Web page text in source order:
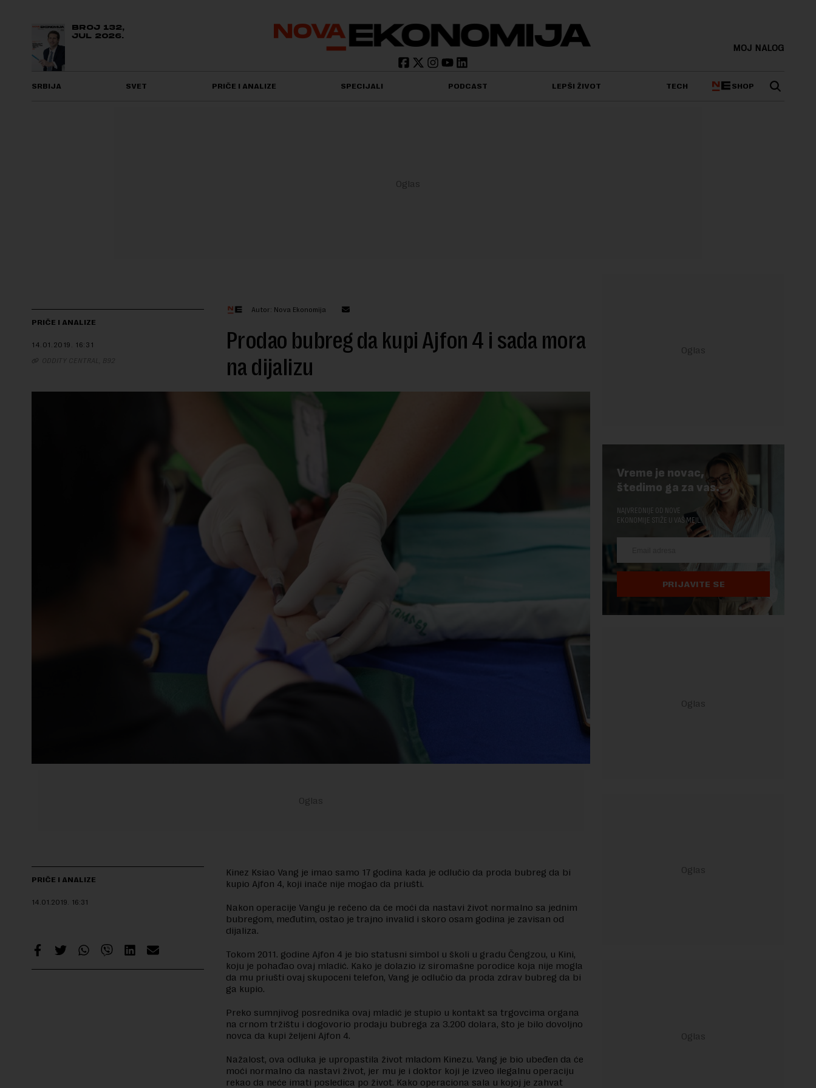
BROJ 132,
JUL 2026.
MOJ NALOG
SRBIJA SVET PRIČE I ANALIZE SPECIJALI PODCAST LEPŠI ŽIVOT TECH SHOP
PRIČE I ANALIZE
14.01.2019. 16:31
ODDITY CENTRAL, B92
Autor: Nova Ekonomija
Prodao bubreg da kupi Ajfon 4 i sada mora
na dijalizu
PRIČE I ANALIZE
14.01.2019. 16:31
Kinez Ksiao Vang je imao samo 17 godina kada je odlučio da proda bubreg da bi
kupio Ajfon 4, koji inače nije mogao da priušti.
Nakon operacije Vangu je rečeno da će moći da nastavi život normalno sa jednim
bubregom, međutim, ostao je trajno invalid i skoro osam godina je zavisan od
dijaliza.
Tokom 2011. godine Ajfon 4 je bio statusni simbol u školi u gradu Čengzou, u Kini,
koju je pohađao ovaj mladić. Kako je dolazio iz siromašne porodice koja nije mogla
da mu priušti ovaj skupoceni telefon, Vang je odlučio da proda zdrav bubreg da bi
ga kupio.
Preko sumnjivog posrednika ovaj mladić je stupio u kontakt sa trgovcima organa
na crnom tržištu i dogovorio prodaju bubrega za 3.200 dolara, što je bilo dovoljno
novca da kupi željeni Ajfon 4.
Nažalost, ova odluka je upropastila život mladom Kinezu. Vang je bio ubeđen da će
moći normalno da nastavi život, jer mu je i doktor koji je izveo ilegalnu operaciju
rekao da neće imati posledica po život. Kako operaciona sala u kojoj je zahvat
Vreme je novac,
štedimo ga za vas.
NAJVREDNIJE OD NOVE
EKONOMIJE STIŽE U VAŠ MEJL.
PRIJAVITE SE